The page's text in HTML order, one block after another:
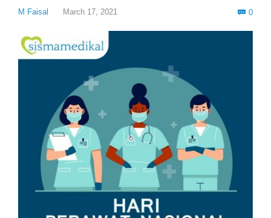
M Faisal March 17, 2021  0